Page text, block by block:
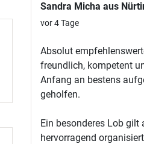
Sandra Micha aus
vor 4 Tage
Absolut
freundlich, kompetent
Anfang an bestens
geholfen.
Ein besonderes Lob
hervorragend